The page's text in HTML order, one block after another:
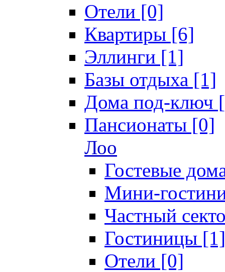
Отели [0]
Квартиры [6]
Эллинги [1]
Базы отдыха [1]
Дома под-ключ
Пансионаты [0]
Лоо
Гостевые
Мини-
Частный
Гостиницы [1]
Отели [0]